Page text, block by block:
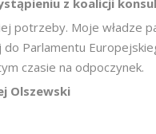
z koalicji
potrzeby. Moje władze
Parlamentu
czasie na odpoczynek.
Olszewski